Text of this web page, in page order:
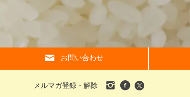
お問い合わせ
メルマガ登録・解除